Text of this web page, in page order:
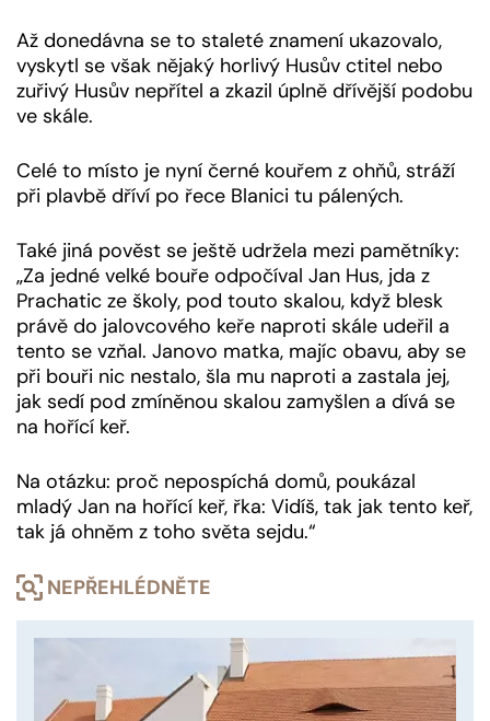
Až donedávna se to staleté znamení ukazovalo,
vyskytl se však nějaký horlivý Husův ctitel nebo
zuřivý Husův nepřítel a zkazil úplně dřívější podobu
ve skále.
Celé to místo je nyní černé kouřem z ohňů, stráží
při plavbě dříví po řece Blanici tu pálených.
Také jiná pověst se ještě udržela mezi pamětníky:
„Za jedné velké bouře odpočíval Jan Hus, jda z
Prachatic ze školy, pod touto skalou, když blesk
právě do jalovcového keře naproti skále udeřil a
tento se vzňal. Janovo matka, majíc obavu, aby se
při bouři nic nestalo, šla mu naproti a zastala jej,
jak sedí pod zmíněnou skalou zamyšlen a dívá se
na hořící keř.
Na otázku: proč nepospíchá domů, poukázal
mladý Jan na hořící keř, řka: Vidíš, tak jak tento keř,
tak já ohněm z toho světa sejdu.“
NEPŘEHLÉDNĚTE